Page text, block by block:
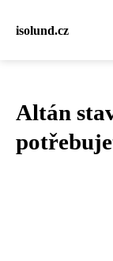
isolund.cz
Altán